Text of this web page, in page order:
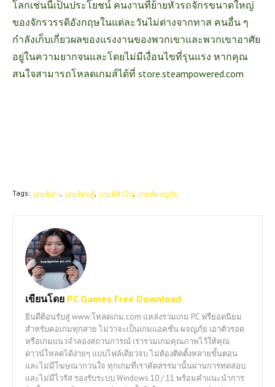
โลกเช่นนี้เป็นประโยชน์ คนงานที่ย้ายหัวรถจักรขนาดใหญ่
ของจักรวรรดิอังกฤษในแต่ละวันไม่ต่างจากทาส คนอื่น ๆ
กำลังเก็บเกี่ยวผลของแรงงานของพวกเขาและพวกเขาอาศัย
อยู่ในความยากจนและโดยไม่มีเงื่อนไขที่รุนแรง หากคุณ
สนใจสามารถโหลดเกมส์ได้ที่ store.steampowered.com
Tags: เกมส์เก่า เกมส์ต่อสู้ เกมส์ทั่วไป เกมส์ผจญภัย
เขียนโดย PC Games Free Download
ยินดีต้อนรับสู่ www.โหลดเกม.com แหล่งรวมเกม PC ฟรียอดนิยม
สำหรับคอเกมทุกสาย ไม่ว่าจะเป็นเกมแอคชั่น ผจญภัย เอาตัวรอด
หรือเกมแนวจำลองสถานการณ์ เรารวมเกมคุณภาพไว้ให้คุณ
ดาวน์โหลดได้ง่ายๆ แบบไฟล์เดียวจบ ไม่ต้องติดตั้งหลายขั้นตอน
และไม่มีโฆษณากวนใจ ทุกเกมที่เราคัดสรรมานั้นผ่านการทดสอบ
และไม่มีไวรัส รองรับระบบ Windows 10 / 11 พร้อมคำแนะนำการ